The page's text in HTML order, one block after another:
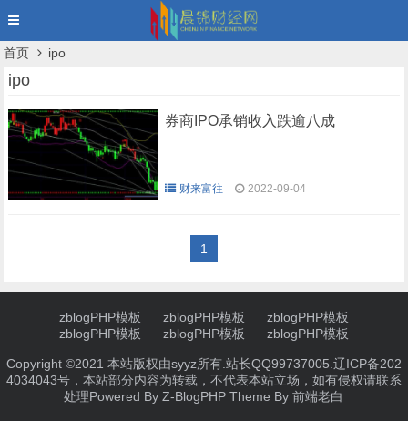
首页 ipo
ipo
券商IPO承销收入跌逾八成
财来富往 2022-09-04
1
zblogPHP模板 zblogPHP模板
zblogPHP模板
zblogPHP模板
zblogPHP模板 zblogPHP模板
Copyright ©2021 本站版权由syyz所有.站长QQ99737005. 辽ICP备202
4034043号，本站部分内容为转载，不代表本站立场，如有侵权请联系
处理Powered ByZ-BlogPHP Theme By前端老白